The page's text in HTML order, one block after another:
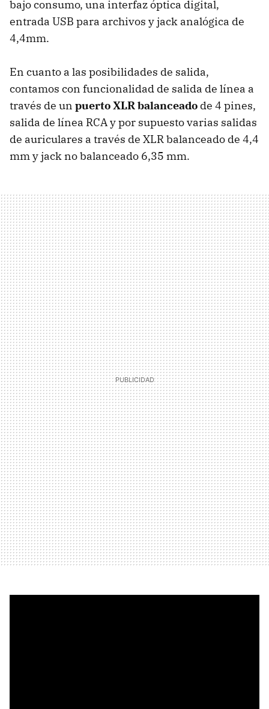
bajo consumo, una interfaz óptica digital,
entrada USB para archivos y jack analógica de
4,4mm.
En cuanto a las posibilidades de salida,
contamos con funcionalidad de salida de línea a
través de un puerto XLR balanceado de 4 pines,
salida de línea RCA y por supuesto varias salidas
de auriculares a través de XLR balanceado de 4,4
mm y jack no balanceado 6,35 mm.